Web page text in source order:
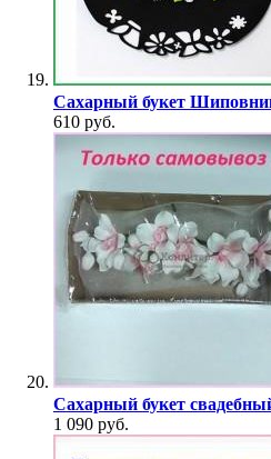
Сахарный букет
610 руб.
Сахарный букет
1 090 руб.